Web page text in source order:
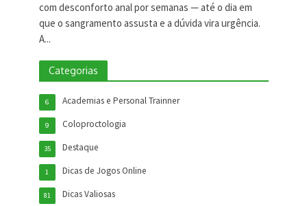
com desconforto anal por semanas — até o dia em
que o sangramento assusta e a dúvida vira urgência.
A...
Categorias
Academias e Personal Trainner
6
Coloproctologia
9
Destaque
35
Dicas de Jogos Online
1
Dicas Valiosas
81